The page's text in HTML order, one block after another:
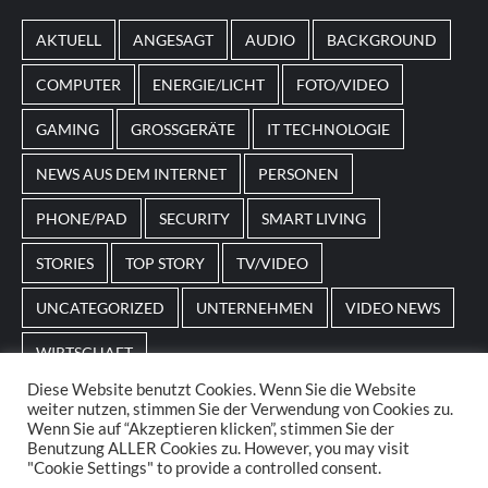
vonMagneticslotskönnen solche saisonalen Slots
beispielsweise an Feiertage oder besondere Events
angepasst sein.
AKTUELL ANGESAGT AUDIO BACKGROUND
COMPUTER ENERGIE/LICHT FOTO/VIDEO
GAMING GROSSGERÄTE IT TECHNOLOGIE
NEWS AUS DEM INTERNET PERSONEN
PHONE/PAD SECURITY SMART LIVING
STORIES TOP STORY TV/VIDEO
UNCATEGORIZED UNTERNEHMEN VIDEO NEWS
WIRTSCHAFT
Home Impressum AGBs Datenschutz
Diese Website benutzt Cookies. Wenn Sie die Website
weiter nutzen, stimmen Sie der Verwendung von Cookies zu.
Wenn Sie auf “Akzeptieren klicken”, stimmen Sie der
Benutzung ALLER Cookies zu. However, you may visit
"Cookie Settings" to provide a controlled consent.